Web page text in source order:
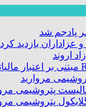
پادجم شد
بازدید کرد
اروند